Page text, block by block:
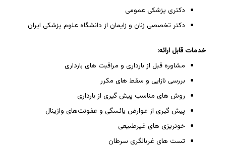
دکتری پزشکی عمومی
دکتر تخصصی زنان و زایمان از دانشگاه علوم پزشکی ایران
خدمات قابل ارائه:
مشاوره قبل از بارداری و مراقبت های بارداری
بررسی نازایی و سقط های مکرر
روش های مناسب پیش گیری از بارداری
پیش گیری از عوارض یائسگی و عفونت‌های واژینال
خونریزی های غیرطبیعی
تست های غربالگری سرطان